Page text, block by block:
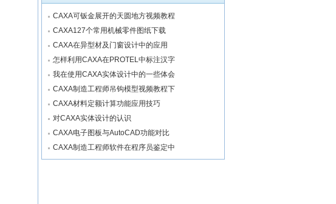
CAXA可钣金展开的天圆地方视频教程
CAXA127个常用机械零件图纸下载
CAXA在异型材及门窗设计中的应用
怎样利用CAXA在PROTEL中标注汉字
我在使用CAXA实体设计中的一些体会
CAXA制造工程师吊钩模型视频教程下
CAXA材料定额计算功能应用技巧
对CAXA实体设计的认识
CAXA电子图板与AutoCAD功能对比
CAXA制造工程师软件在程序员鉴定中